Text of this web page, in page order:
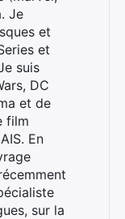
Je
et
et
suis
DC
et de
film
En
sur la